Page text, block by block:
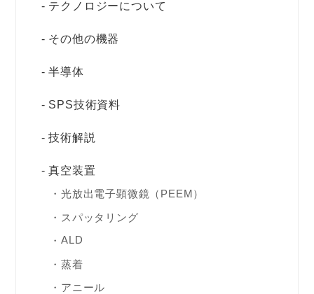
テクノロジーについて
その他の機器
半導体
SPS技術資料
技術解説
真空装置
光放出電子顕微鏡（PEEM）
スパッタリング
ALD
蒸着
アニール